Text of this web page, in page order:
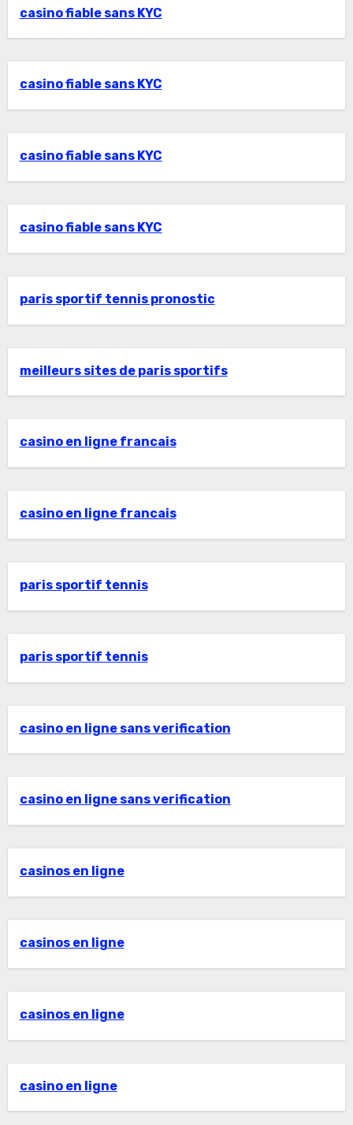
casino fiable sans KYC
casino fiable sans KYC
casino fiable sans KYC
casino fiable sans KYC
paris sportif tennis pronostic
meilleurs sites de paris sportifs
casino en ligne francais
casino en ligne francais
paris sportif tennis
paris sportif tennis
casino en ligne sans verification
casino en ligne sans verification
casinos en ligne
casinos en ligne
casinos en ligne
casino en ligne